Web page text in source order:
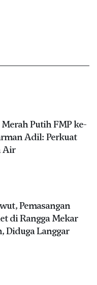
Putih FMP ke-
Adil: Perkuat
Air
Pemasangan
di Rangga Mekar
Diduga Langgar